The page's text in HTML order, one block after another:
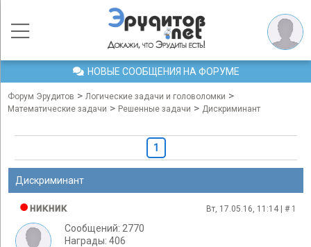
НОВЫЕ СООБЩЕНИЯ НА ФОРУМЕ
Форум Эрудитов > Логические задачи и головоломки >
Математические задачи > Решенные задачи > Дискриминант
1
Дискриминант
никник Вт, 17.05.16, 11:14 | # 1
Сообщений: 2770
Награды: 406